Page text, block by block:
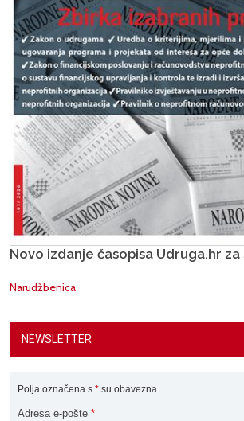
Novo izdanje časopisa Udruga.hr za
Narudžbenica
NEWSLETTER
Polja označena s * su obavezna
Adresa e-pošte *